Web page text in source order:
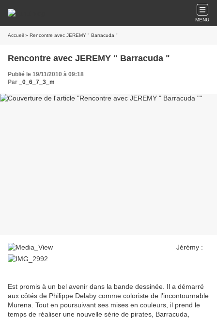
MENU
Accueil » Rencontre avec JEREMY " Barracuda "
Rencontre avec JEREMY " Barracuda "
Publié le 19/11/2010 à 09:18
Par
_0_6_7_3_m
Jérémy :
Est promis à un bel avenir dans la bande dessinée. Il a démarré
aux côtés de Philippe Delaby comme coloriste de l’incontournable
Murena. Tout en poursuivant ses mises en couleurs, il prend le
temps de réaliser une nouvelle série de pirates, Barracuda,